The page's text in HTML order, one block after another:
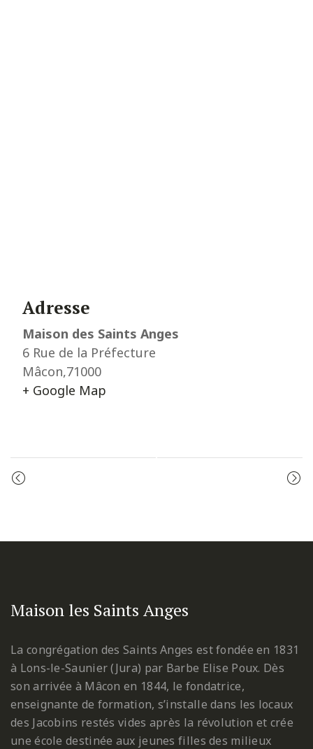
Adresse
Maison des Saints Anges
6 Rue de la Préfecture
Mâcon,71000
+ Google Map
Event
Maison les Saints Anges
La congrégation des Saints Anges est fondée en 1831
à Lons-le-Saunier (Jura) par Barbe Elise Poux. Dès
son arrivée à Mâcon en 1844, le fondatrice,
enseignante de formation, s’installe dans les locaux
des Jacobins restés vides après la révolution et crée
une école destinée aux jeunes filles des milieux